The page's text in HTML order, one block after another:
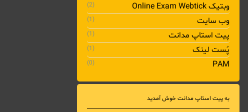
وبتیک Online Exam Webtick (2)
وب سایت (1)
پیت استاپ مدانت (1)
پُست لینک (1)
PAM
(0)
به پیت استاپ مدانت خوش آمدید